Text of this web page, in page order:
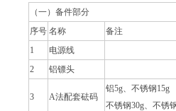
（一）备件部分
序号 名称
备注
1
电源线
2
铝镖头
3 A法配套砝码
铝5g、不锈钢15g
不锈钢30g、不锈